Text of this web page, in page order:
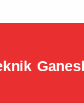
Password MeTA #6